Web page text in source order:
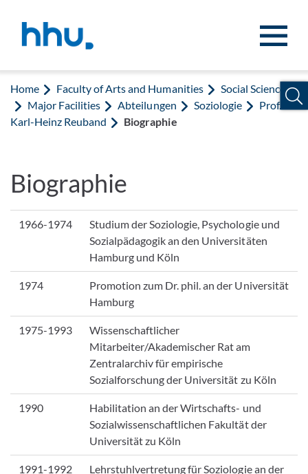
Home Faculty of Arts and Humanities
Social Sciences
Major Facilities
Abteilungen Soziologie
Prof. Dr.
Karl-Heinz Reuband
Biographie
Biographie
1966-1974
Studium der Soziologie, Psychologie und
Sozialpädagogik an den Universitäten
Hamburg und Köln
1974
Promotion zum Dr. phil. an der Universität
Hamburg
1975-1993
Wissenschaftlicher
Mitarbeiter/Akademischer Rat am
Zentralarchiv für empirische
Sozialforschung der Universität zu Köln
1990
Habilitation an der Wirtschafts- und
Sozialwissenschaftlichen Fakultät der
Universität zu Köln
1991-1992
Lehrstuhlvertretung für Soziologie an der